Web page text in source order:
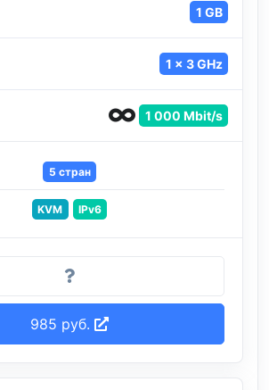
1 GB
1 x 3 GHz
1 000 Mbit/s
5 стран
KVM IPv6
985 руб.